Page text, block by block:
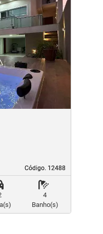
›
Next
Código. 12488
Código. 12488
4
Banho(s)